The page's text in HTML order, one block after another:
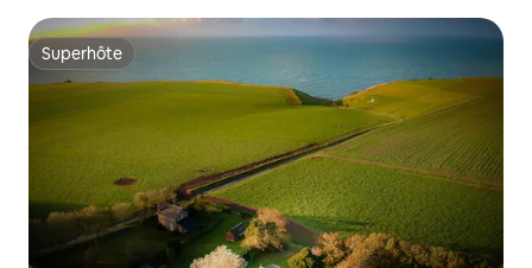
Superhôte
Superhôte